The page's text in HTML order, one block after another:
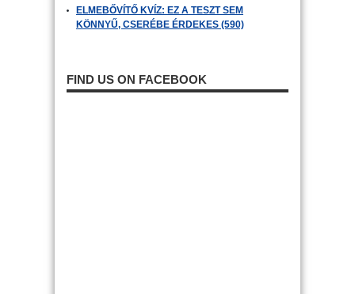
ELMEBŐVÍTŐ KVÍZ: EZ A TESZT SEM
KÖNNYŰ, CSERÉBE ÉRDEKES (590)
FIND US ON FACEBOOK